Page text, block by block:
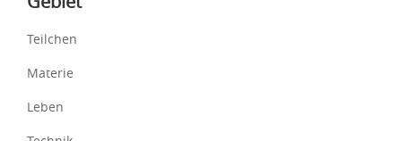
Teilchen
Materie
Leben